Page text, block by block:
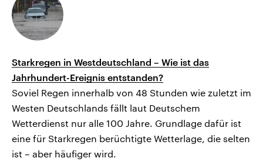
Starkregen in Westdeutschland – Wie ist das
Jahrhundert-Ereignis entstanden?
Soviel Regen innerhalb von 48 Stunden wie zuletzt im
Westen Deutschlands fällt laut Deutschem
Wetterdienst nur alle 100 Jahre. Grundlage dafür ist
eine für Starkregen berüchtigte Wetterlage, die selten
ist – aber häufiger wird.